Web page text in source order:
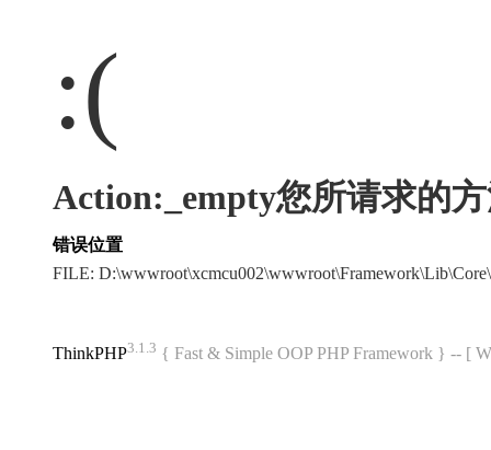
:(
Action:_empty您所请求的
错误位置
FILE:
ThinkPHP3.1.3 { Fast & Simple OOP PHP Framework } -- [